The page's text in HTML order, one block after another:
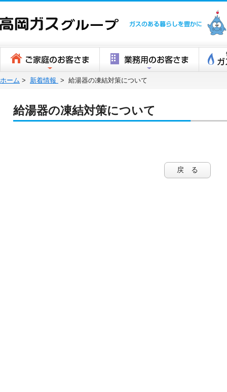
高岡ガスグ
ホーム > 新着情報 > 給湯器の凍結対策について
給湯器の凍結対策について
戻 る